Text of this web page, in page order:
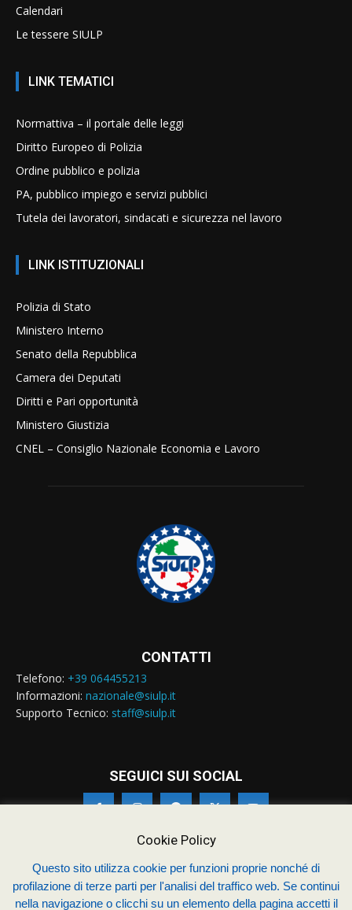
Calendari
Le tessere SIULP
LINK TEMATICI
Normattiva – il portale delle leggi
Diritto Europeo di Polizia
Ordine pubblico e polizia
PA, pubblico impiego e servizi pubblici
Tutela dei lavoratori, sindacati e sicurezza nel lavoro
LINK ISTITUZIONALI
Polizia di Stato
Ministero Interno
Senato della Repubblica
Camera dei Deputati
Diritti e Pari opportunità
Ministero Giustizia
CNEL – Consiglio Nazionale Economia e Lavoro
CONTATTI
Telefono: +39 064455213
Informazioni: nazionale@siulp.it
Supporto Tecnico: staff@siulp.it
SEGUICI SUI SOCIAL
© Siulp 2026 - C.F.97014000588 - Realizzato dastudio4s.com
Cookie Policy
Questo sito utilizza cookie per funzioni proprie nonché di
profilazione di terze parti per l'analisi del traffico web. Se continui
nella navigazione o clicchi su un elemento della pagina accetti il